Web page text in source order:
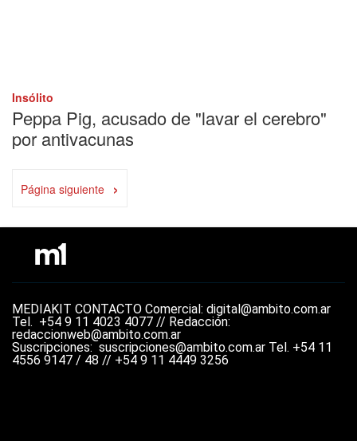
Insólito
Peppa Pig, acusado de "lavar el cerebro"
por antivacunas
Página siguiente ›
MEDIAKIT CONTACTO Comercial: digital@ambito.com.ar
Tel. +54 9 11 4023 4077 // Redacción:
redaccionweb@ambito.com.ar
Suscripciones: suscripciones@ambito.com.ar Tel. +54 11
4556 9147 / 48 // +54 9 11 4449 3256